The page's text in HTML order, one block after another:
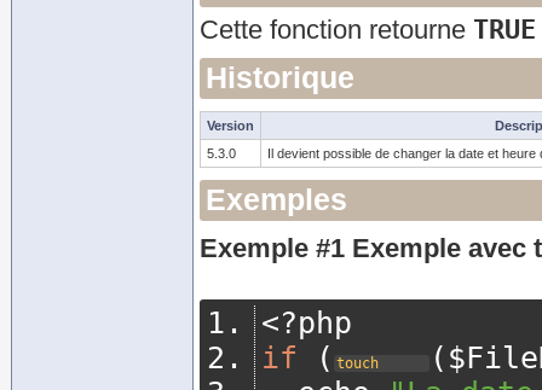
Cette fonction retourne TRUE
Historique
Version
5.3.0
Il devient possible de changer la date et
Exemples
Exemple #1 Exemple avec
<?php
if
( touch (